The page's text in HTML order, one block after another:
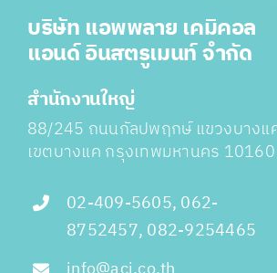
บริษัท แอพพลาย เคมิคอล
แอนด์ อินสตรูเมนท์ จำกัด
สำนักงานใหญ่
88/245 ถนนกัลปพฤกษ์ แขวงบางแ
เขตบางแค กรุงเทพมหานคร 10160
02-409-5605, 062-
8752457, 082-9254465